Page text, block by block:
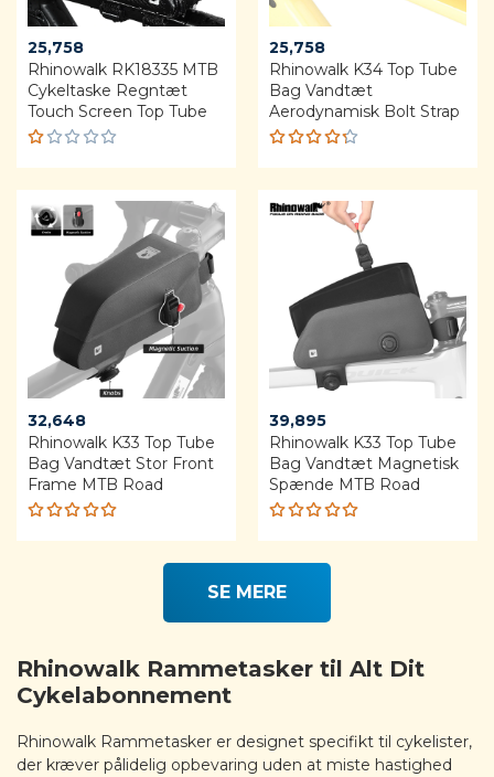
25,758
Rhinowalk RK18335 MTB
Cykeltaske Regntæt
Touch Screen Top Tube
R
a
t
e
d
5
25,758
Rhinowalk K34 Top Tube
Bag Vandtæt
Aerodynamisk Bolt Strap
Rated
4.25
out of 5
32,648
Rhinowalk K33 Top Tube
Bag Vandtæt Stor Front
Frame MTB Road
Rated
39,895
Rhinowalk K33 Top Tube
Bag Vandtæt Magnetisk
Spænde MTB Road
Rated
5.00out
SE MERE
Rhinowalk Rammetasker til Alt Dit
Cykelabonnement
Rhinowalk Rammetasker er designet specifikt til cykelister,
der kræver pålidelig opbevaring uden at miste hastighed